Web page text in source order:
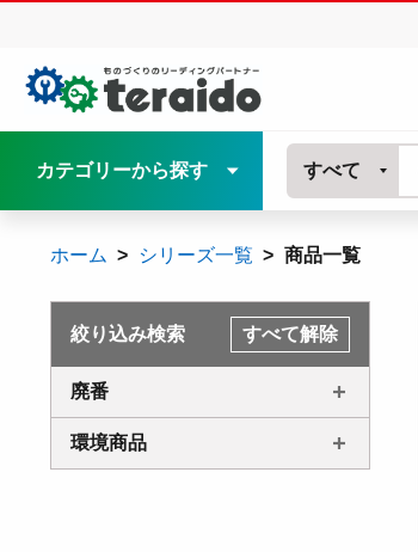
カテゴリーから探す すべて
ホーム シリーズ一覧 商品一覧
絞り込み検索 すべて解除
廃番
環境商品